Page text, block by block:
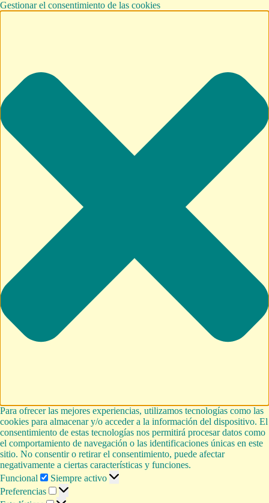
Gestionar el consentimiento de las cookies
Para ofrecer las mejores experiencias, utilizamos tecnologías como las
cookies para almacenar y/o acceder a la información del dispositivo. El
consentimiento de estas tecnologías nos permitirá procesar datos como
el comportamiento de navegación o las identificaciones únicas en este
sitio. No consentir o retirar el consentimiento, puede afectar
negativamente a ciertas características y funciones.
Funcional
Funcional
Siempre activo
Preferencias
Preferencias
Estadísticas